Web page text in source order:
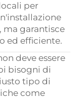
per
ma garantisce
ed efficiente.
deve essere
bisogni di
tipo di
come